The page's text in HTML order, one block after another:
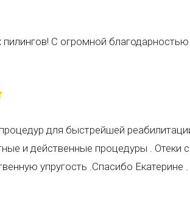
С огромной благодарностью
для быстрейшей
и действенные процедуры . Отеки
упругость .Спасибо Екатерине .